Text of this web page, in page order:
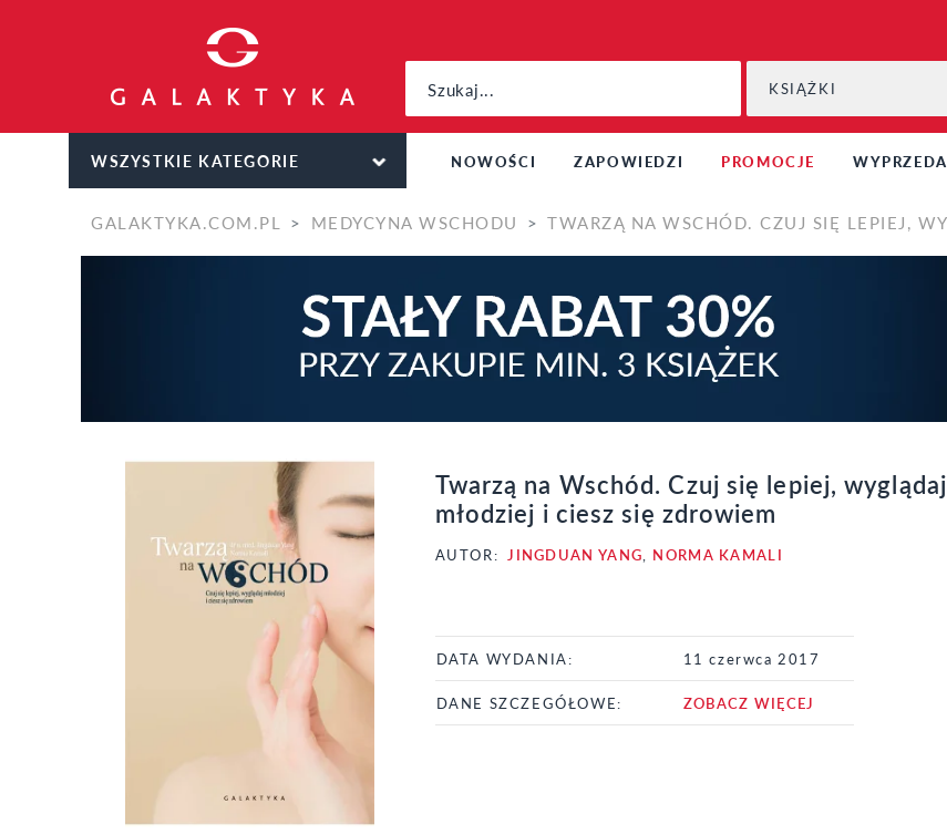
KSIĄŻKI
WSZYSTKIE KATEGORIE NOWOŚCI ZAPOWIEDZI PROMOCJE
GALAKTYKA.COM.PL MEDYCYNA WSCHODU TWARZĄ NA WSCHÓD. CZUJ SIĘ LEPIEJ,
Twarzą na Wschód. Czuj się lepiej, wyglądaj
młodziej i ciesz się zdrowiem
AUTOR: JINGDUAN YANG NORMA KAMALI
DATA WYDANIA: 11 czerwca 2017
DANE SZCZEGÓŁOWE: ZOBACZ WIĘCEJ